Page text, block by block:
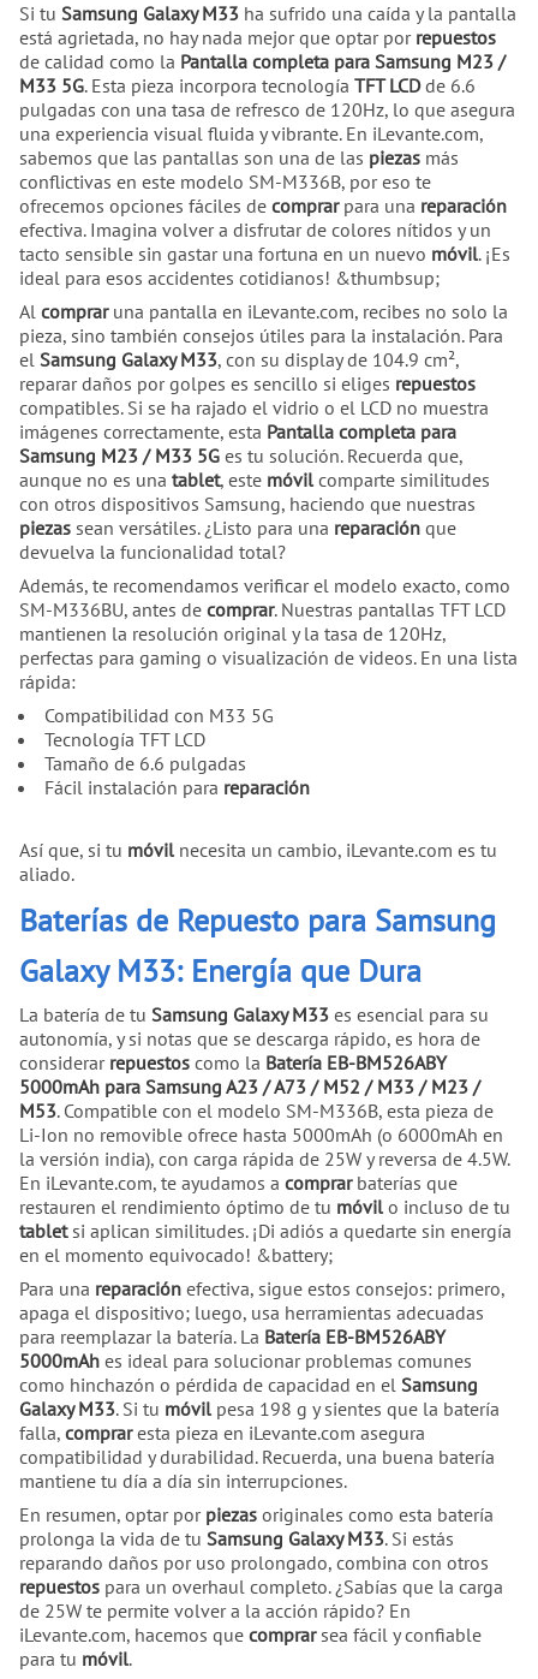
Si tu Samsung Galaxy M33 ha sufrido una caída y la pantalla
está agrietada, no hay nada mejor que optar por repuestos
de calidad como la Pantalla completa para Samsung M23 /
M33 5G. Esta pieza incorpora tecnología TFT LCDde 6.6
pulgadas con una tasa de refresco de 120Hz, lo que asegura
una experiencia visual fluida y vibrante. En iLevante.com,
sabemos que las pantallas son una de las piezas más
conflictivas en este modelo SM-M336B, por eso te
ofrecemos opciones fáciles de comprarpara una reparación
efectiva. Imagina volver a disfrutar de colores nítidos y un
tacto sensible sin gastar una fortuna en un nuevo móvil. ¡Es
ideal para esos accidentes cotidianos! &thumbsup;
Al compraruna pantalla en iLevante.com, recibes no solo la
pieza, sino también consejos útiles para la instalación. Para
el Samsung Galaxy M33, con su display de 104.9 cm²,
reparar daños por golpes es sencillo si eliges repuestos
compatibles. Si se ha rajado el vidrio o el LCD no muestra
imágenes correctamente, esta Pantalla completa para
Samsung M23 / M33 5G es tu solución. Recuerda que,
aunque no es una tablet, este móvil comparte similitudes
con otros dispositivos Samsung, haciendo que nuestras
piezas sean versátiles. ¿Listo para una reparación que
devuelva la funcionalidad total?
Además, te recomendamos verificar el modelo exacto, como
SM-M336BU, antes de comprar. Nuestras pantallas TFT LCD
mantienen la resolución original y la tasa de 120Hz,
perfectas para gaming o visualización de videos. En una lista
rápida:
Compatibilidad con M33 5G
Tecnología TFT LCD
Tamaño de 6.6 pulgadas
Fácil instalación para reparación
Así que, si tu móvil necesita un cambio, iLevante.com es tu
aliado.
Baterías de Repuesto para Samsung
Galaxy M33: Energía que Dura
La batería de tu Samsung Galaxy M33 es esencial para su
autonomía, y si notas que se descarga rápido, es hora de
considerar repuestos como la Batería EB-BM526ABY
5000mAh para Samsung A23 / A73 / M52 / M33 / M23 /
M53. Compatible con el modelo SM-M336B, esta pieza de
Li-Ion no removible ofrece hasta 5000mAh (o 6000mAh en
la versión india), con carga rápida de 25W y reversa de 4.5W.
En iLevante.com, te ayudamos a comprarbaterías que
restauren el rendimiento óptimo de tu móvil o incluso de tu
tabletsi aplican similitudes. ¡Di adiós a quedarte sin energía
en el momento equivocado! &battery;
Para una reparación efectiva, sigue estos consejos: primero,
apaga el dispositivo; luego, usa herramientas adecuadas
para reemplazar la batería. La Batería EB-BM526ABY
5000mAh es ideal para solucionar problemas comunes
como hinchazón o pérdida de capacidad en el Samsung
Galaxy M33. Si tu móvil pesa 198 g y sientes que la batería
falla, compraresta pieza en iLevante.com asegura
compatibilidad y durabilidad. Recuerda, una buena batería
mantiene tu día a día sin interrupciones.
En resumen, optar por piezas originales como esta batería
prolonga la vida de tu Samsung Galaxy M33. Si estás
reparando daños por uso prolongado, combina con otros
repuestos para un overhaul completo. ¿Sabías que la carga
de 25W te permite volver a la acción rápido? En
iLevante.com, hacemos que comprarsea fácil y confiable
para tu móvil.